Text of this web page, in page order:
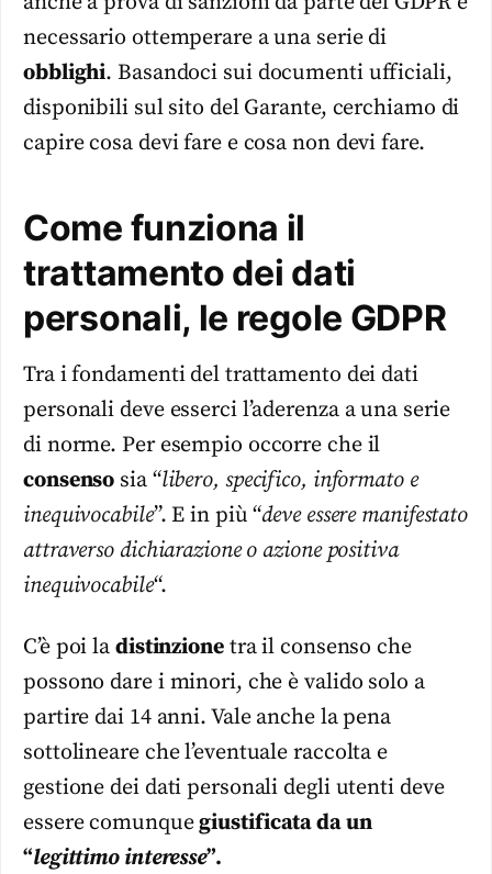
necessario ottemperare a una serie di
obblighi. Basandoci sui documenti ufficiali,
disponibili sul sito del Garante, cerchiamo di
capire cosa devi fare e cosa non devi fare.
Come funziona il
trattamento dei dati
personali, le regole GDPR
Tra i fondamenti del trattamento dei dati
personali deve esserci l’aderenza a una serie
di norme. Per esempio occorre che il
consenso sia “libero, specifico, informato e
inequivocabile”. E in più “deve essere manifestato
attraverso dichiarazione o azione positiva
inequivocabile“.
C’è poi la distinzionetra il consenso che
possono dare i minori, che è valido solo a
partire dai 14 anni. Vale anche la pena
sottolineare che l’eventuale raccolta e
gestione dei dati personali degli utenti deve
essere comunquegiustificata da un
“legittimo interesse”.